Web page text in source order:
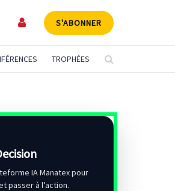
S'ABONNER
TROPHÉES
IA Manatex pour
passer à l’action.